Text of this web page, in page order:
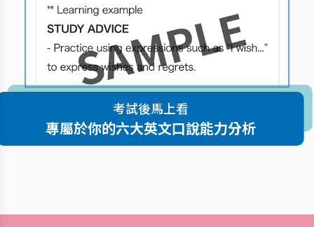
考試後馬上看
專屬於你的六大英文口說能力分析